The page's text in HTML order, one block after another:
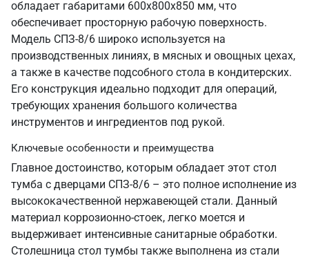
обладает габаритами 600х800х850 мм, что
обеспечивает просторную рабочую поверхность.
Модель СПЗ-8/6 широко используется на
производственных линиях, в мясных и овощных цехах,
а также в качестве подсобного стола в кондитерских.
Его конструкция идеально подходит для операций,
требующих хранения большого количества
инструментов и ингредиентов под рукой.
Ключевые особенности и преимущества
Главное достоинство, которым обладает этот стол
тумба с дверцами СПЗ-8/6 – это полное исполнение из
высококачественной нержавеющей стали. Данный
материал коррозионно-стоек, легко моется и
выдерживает интенсивные санитарные обработки.
Столешница стол тумбы также выполнена из стали